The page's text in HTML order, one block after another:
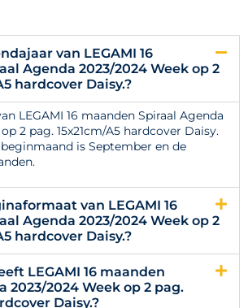
van LEGAMI 16
Agenda 2023/2024 Week op 2
hardcover Daisy.?
LEGAMI 16 maanden Spiraal Agenda
2 pag. 15x21cm/A5 hardcover Daisy.
is September en de
van LEGAMI 16
Agenda 2023/2024 Week op 2
hardcover Daisy.?
LEGAMI 16 maanden
2023/2024 Week op 2 pag.
Daisy.?